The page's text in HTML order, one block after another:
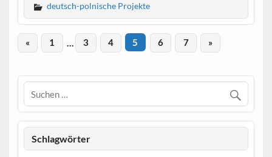
deutsch-polnische Projekte
« 1 3 4 5 6 7 »
Schlagwörter